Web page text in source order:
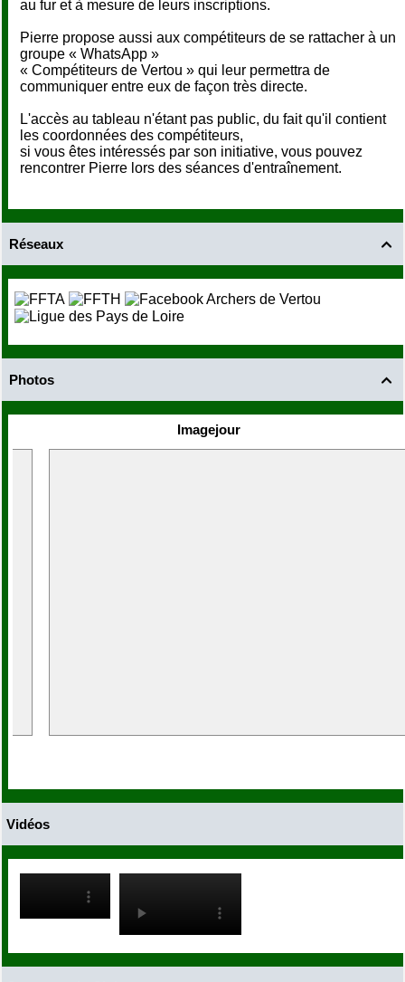
au fur et à mesure de leurs inscriptions.
Pierre propose aussi aux compétiteurs de se rattacher à un
groupe « WhatsApp »
« Compétiteurs de Vertou » qui leur permettra de
communiquer entre eux de façon très directe.
L'accès au tableau n'étant pas public, du fait qu'il contient
les coordonnées des compétiteurs,
si vous êtes intéressés par son initiative, vous pouvez
rencontrer Pierre lors des séances d'entraînement.

Réseaux

Photos
Imagejour
Vidéos